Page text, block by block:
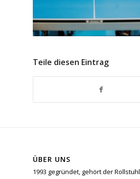
Teile diesen Eintrag
ÜBER UNS
1993 gegründet, gehört der Rollstuhl